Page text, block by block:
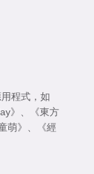
程式，如
》
《東方
萌》
《經